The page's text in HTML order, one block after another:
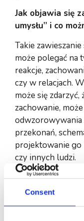
Consent
Jak objawia się
umysłu” i co
Takie
może polegać na
reakcje,
czy w relacjach.
może się zdarzyć,
zachowanie,
odwzorowywania
przekonań,
projektowanie go
czy innych ludzi.
Może również
ujawniają się